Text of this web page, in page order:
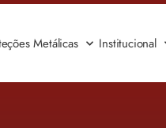
Metálicas Institucional